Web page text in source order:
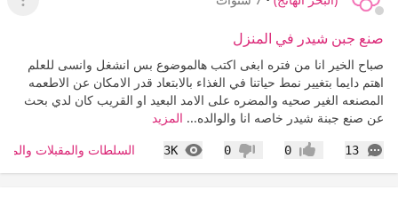
عرض
صنع جبن شيدر في المنزل
صباح الخير انا من فتره ابغى اكتب هالموضوع بس انشغل وانسى للعلم
اهتم دايما بتغيير نمط حياتنا في الغذاء بالابتعاد قدر الامكان عن الاطعمه
المصنعه الغير صحيه والمضره على الامد البعيد او القريب كان لدي بحث
عن صنع جبنة شيدر خاصه انا والوالده... المزيد
13
التعليقات إعجاب0 عدم إعجاب
0
3K
المشاهدات السلطات والمقبلات